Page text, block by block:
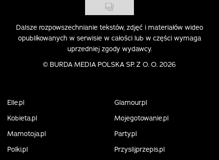
Dalsze rozpowszechnianie tekstów, zdjęć i materiałów wideo
opublikowanych w serwisie w całości lub w części wymaga
uprzedniej zgody wydawcy.
© BURDA MEDIA POLSKA SP. Z O. O. 2026
Elle.pl
Glamour.pl
Kobieta.pl
Mojegotowanie.pl
Mamotoja.pl
Party.pl
Polki.pl
Przyslijprzepis.pl